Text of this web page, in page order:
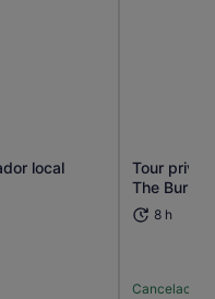
local
una pestaña nueva
Tour
The Burren
8 h
Cancelación